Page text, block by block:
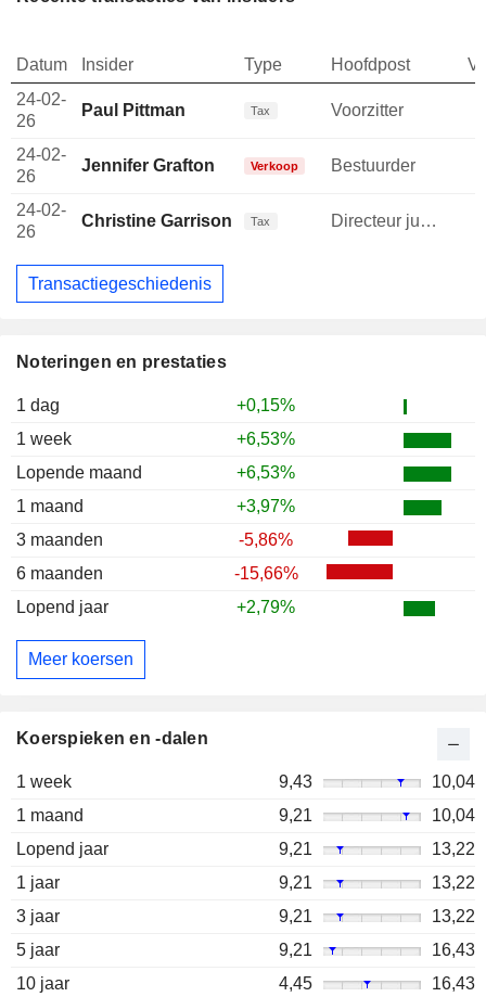
Noteringen en prestaties
1 dag
+0,15%
1 week
+6,53%
Lopende maand
+6,53%
1 maand
+3,97%
3 maanden
-5,86%
6 maanden
-15,66%
Lopend jaar
+2,79%
Meer koersen
Koerspieken en -dalen
1 week 9,43
10,04
1 maand
9,21
10,04
Lopend jaar
9,21
13,22
1 jaar
9,21
13,22
3 jaar
9,21
13,22
5 jaar
9,21
16,43
10 jaar
4,45 16,43
Datum Insider Type Hoofdpost
24-02-
26
Paul Pittman Tax Voorzitter
24-02-
26
Jennifer Grafton Verkoop Bestuurder
24-02-
26
Christine Garrison Tax Directeur juridische afdeling
Transactiegeschiedenis